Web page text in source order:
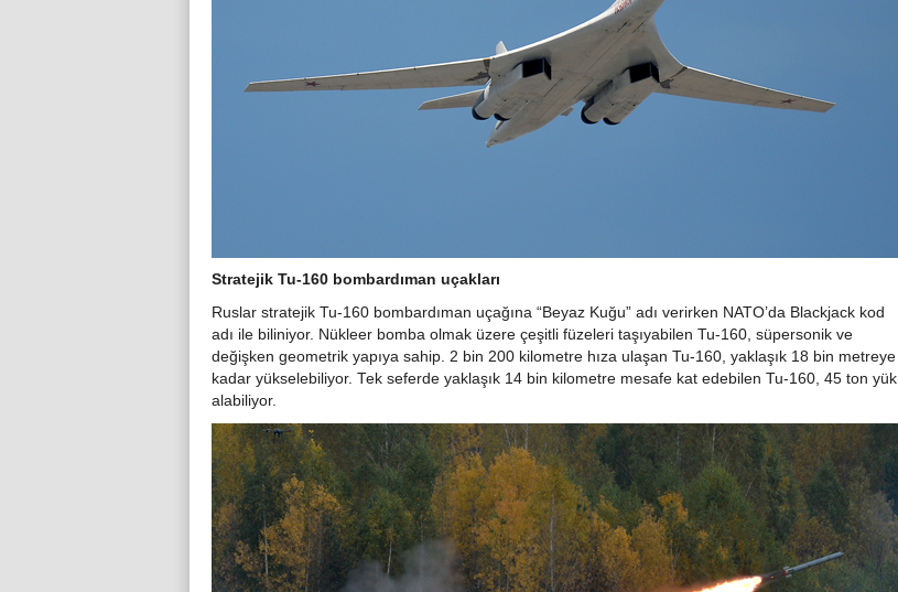
Stratejik Tu-160 bombardıman uçakları
Ruslar stratejik Tu-160 bombardıman uçağına “Beyaz Kuğu” adı verirken NATO’da Blackjack kod
adı ile biliniyor. Nükleer bomba olmak üzere çeşitli füzeleri taşıyabilen Tu-160, süpersonik ve
değişken geometrik yapıya sahip. 2 bin 200 kilometre hıza ulaşan Tu-160, yaklaşık 18 bin metreye
kadar yükselebiliyor. Tek seferde yaklaşık 14 bin kilometre mesafe kat edebilen Tu-160, 45 ton yük
alabiliyor.